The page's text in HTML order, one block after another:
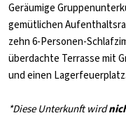
Geräumige
gemütlichen
zehn 6-Personen-
überdachte Terrasse mit
und einen Lagerfeuerplatz.
*Diese Unterkunft wird